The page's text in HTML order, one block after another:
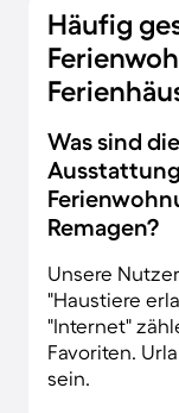
Häufig
Was sind
Remagen?
Unsere
"Haustiere
"Internet"
Favoriten.
sein.